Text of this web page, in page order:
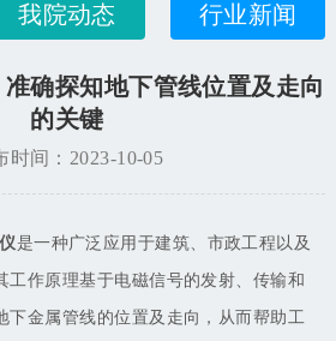
我院动态 行业新闻
确探知地下管线位置及走向
的关键
时间：2023-10-05
是一种广泛应用于建筑、市政工程以及
工作原理基于电磁信号的发射、传输和
下金属管线的位置及走向，从而帮助工